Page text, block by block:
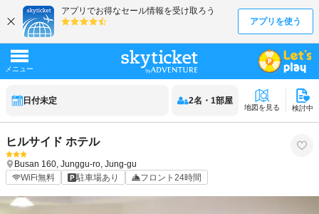
日付未定 2名 ・ 1部屋
地図を見る 検討中
ヒルサイド ホテル
Busan 160, Junggu-ro, Jung-gu
WiFi無料
駐車場あり フロント24時間